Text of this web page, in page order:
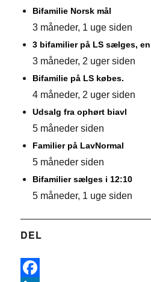
Bifamilie Norsk mål
3 måneder, 1 uge siden
3 bifamilier på LS sælges,
3 måneder, 2 uger siden
Bifamilie på LS købes.
4 måneder, 2 uger siden
Udsalg fra ophørt biavl
5 måneder siden
Familier på LavNormal
5 måneder siden
Bifamilier sælges i 12:10
5 måneder, 1 uge siden
DEL